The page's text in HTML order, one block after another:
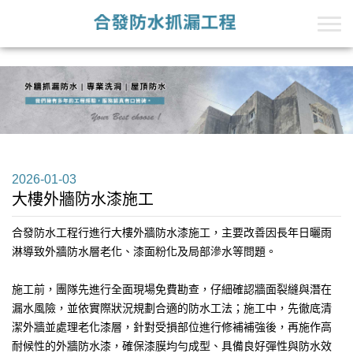
2026-01-03
大樓外牆防水漆施工
合發防水工程行進行大樓外牆防水漆施工，主要改善因長年日曬雨
淋導致外牆防水層老化、漆面粉化及局部滲水等問題。
施工前，團隊先進行全面現場免費勘查，仔細確認牆面裂縫與潛在
漏水風險，並依實際狀況規劃合適的防水工法；施工中，先徹底清
潔外牆並處理老化漆層，針對受損部位進行修補補強後，再施作高
耐候性的外牆防水漆，確保漆膜均勻成型、具備良好彈性與防水效